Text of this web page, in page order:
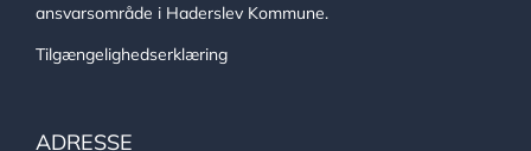
ansvarsområde i Haderslev Kommune.
Tilgængelighedserklæring
ADRESSE